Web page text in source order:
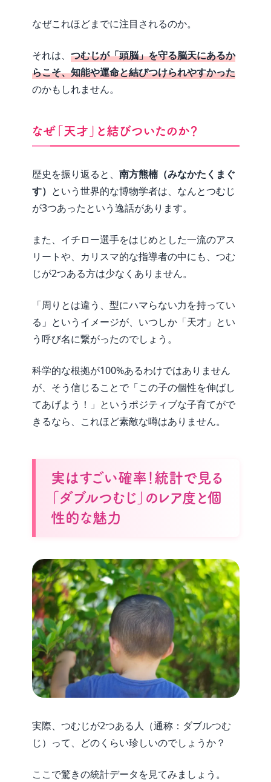
なぜこれほどまでに注目されるのか。
それは、 つむじが「頭脳」を守る脳天にあるか
らこそ、知能や運命と結びつけられやすかった
のかもしれません。
なぜ「天才」と結びついたのか？
歴史を振り返ると、 南方熊楠（みなかたくまぐ
す） という世界的な博物学者は、なんとつむじ
が3つあったという逸話があります。
また、イチロー選手をはじめとした一流のアス
リートや、カリスマ的な指導者の中にも、つむ
じが2つある方は少なくありません。
「周りとは違う、型にハマらない力を持ってい
る」というイメージが、いつしか「天才」とい
う呼び名に繋がったのでしょう。
科学的な根拠が100%あるわけではありません
が、そう信じることで「この子の個性を伸ばし
てあげよう！」というポジティブな子育てがで
きるなら、これほど素敵な噂はありません。
実はすごい確率！統計で見る
「ダブルつむじ」のレア度と個
性的な魅力
実際、つむじが2つある人（通称：ダブルつむ
じ）って、どのくらい珍しいのでしょうか？
ここで驚きの統計データを見てみましょう。